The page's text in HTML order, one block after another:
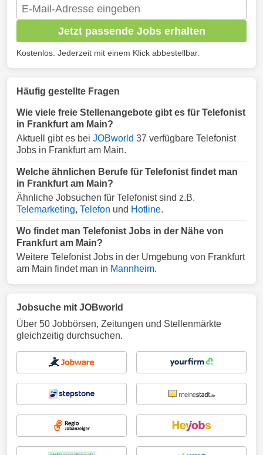
Jetzt passende Jobs erhalten
Kostenlos. Jederzeit mit einem Klick abbestellbar.
Häufig gestellte Fragen
Wie viele freie Stellenangebote gibt es für Telefonist
in Frankfurt am Main?
Aktuell gibt es bei JOBworld 37 verfügbare Telefonist
Jobs in Frankfurt am Main.
Welche ähnlichen Berufe für Telefonist findet man
in Frankfurt am Main?
Ähnliche Jobsuchen für Telefonist sind z.B.
Telemarketing, Telefon und Hotline.
Wo findet man Telefonist Jobs in der Nähe von
Frankfurt am Main?
Weitere Telefonist Jobs in der Umgebung von Frankfurt
am Main findet man in Mannheim.
Jobsuche mit JOBworld
Über 50 Jobbörsen, Zeitungen und Stellenmärkte
gleichzeitig durchsuchen.